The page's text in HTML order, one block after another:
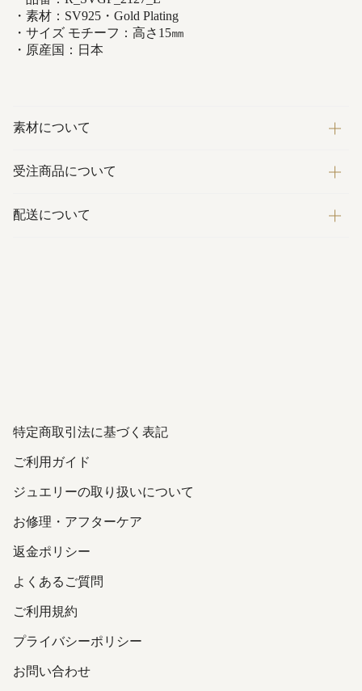
・素材：SV925・Gold Plating
・サイズ モチーフ：高さ15㎜
・原産国：日本
素材について
受注商品について
配送について
特定商取引法に基づく表記
ご利用ガイド
ジュエリーの取り扱いについて
お修理・アフターケア
返金ポリシー
よくあるご質問
ご利用規約
プライバシーポリシー
お問い合わせ